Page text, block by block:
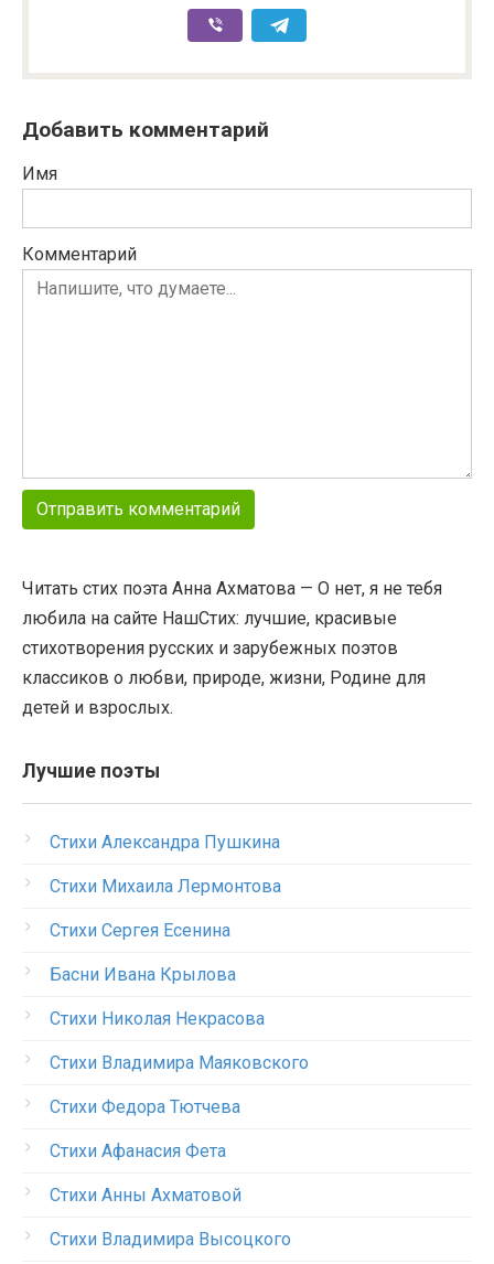
Добавить комментарий
Имя
Комментарий
Читать стих поэта Анна Ахматова — О нет, я не тебя
любила на сайте НашСтих: лучшие, красивые
стихотворения русских и зарубежных поэтов
классиков о любви, природе, жизни, Родине для
детей и взрослых.
Лучшие поэты
Стихи Александра Пушкина
Стихи Михаила Лермонтова
Стихи Сергея Есенина
Басни Ивана Крылова
Стихи Николая Некрасова
Стихи Владимира Маяковского
Стихи Федора Тютчева
Стихи Афанасия Фета
Стихи Анны Ахматовой
Стихи Владимира Высоцкого